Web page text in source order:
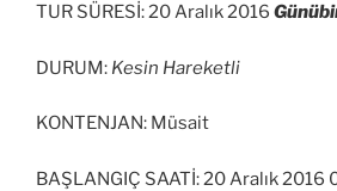
TUR SÜRESİ: 20 Aralık 2016
DURUM: Kesin Hareketli
KONTENJAN: Müsait
BAŞLANGIÇ SAATİ: 20 Aralık 2016